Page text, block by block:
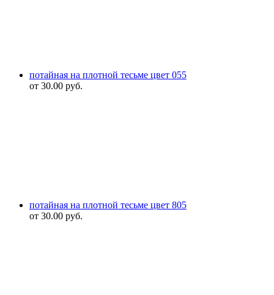
потайная на плотной тесьме цвет 055
от 30.00 руб.
потайная на плотной тесьме цвет 805
от 30.00 руб.